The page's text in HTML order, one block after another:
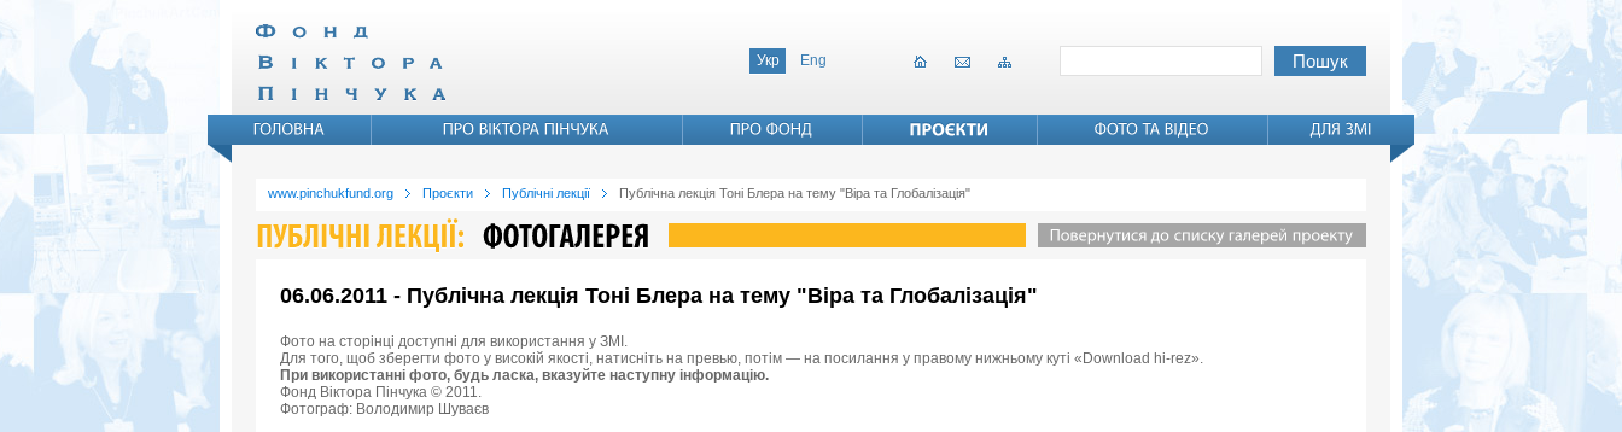
Укр Eng
www.pinchukfund.org Проєкти Публічні лекції Публічна лекція Тоні Блера на тему "Віра та Глобалізація"
06.06.2011 - Публічна лекція Тоні Блера на тему "Віра та Глобалізація"
Фото на сторінці доступні для використання у ЗМІ.
Для того, щоб зберегти фото у високій якості, натисніть на превью, потім — на посилання у правому нижньому куті «Download hi-rez».
При використанні фото, будь ласка, вказуйте наступну інформацію.
Фонд Віктора Пінчука © 2011.
Фотограф: Володимир Шуваєв